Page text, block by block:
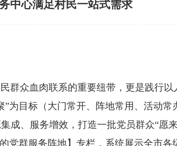
中心满足村民一站式需求
群众血肉联系的重要纽带，更是践行以
为目标（大门常开、阵地常用、活动常
成、服务增效，打造一批党员群众“愿
党群服务阵地】专栏，系统展示全市各